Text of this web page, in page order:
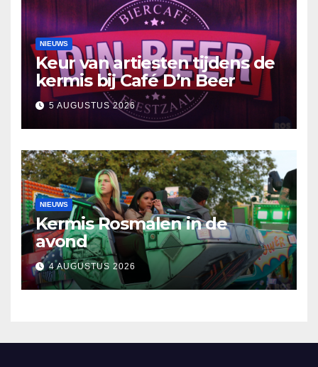
NIEUWS
Keur van artiesten tijdens de
kermis bij Café D’n Beer
5 AUGUSTUS 2026
NIEUWS
Kermis Rosmalen in de
avond
4 AUGUSTUS 2026